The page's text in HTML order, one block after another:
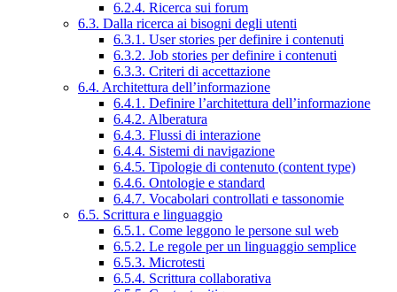
6.2.4. Ricerca sui forum
6.3. Dalla ricerca ai bisogni degli utenti
6.3.1. User stories per definire i contenuti
6.3.2. Job stories per definire i contenuti
6.3.3. Criteri di accettazione
6.4. Architettura dell’informazione
6.4.1. Definire l’architettura dell’informazione
6.4.2. Alberatura
6.4.3. Flussi di interazione
6.4.4. Sistemi di navigazione
6.4.5. Tipologie di contenuto (content type)
6.4.6. Ontologie e standard
6.4.7. Vocabolari controllati e tassonomie
6.5. Scrittura e linguaggio
6.5.1. Come leggono le persone sul web
6.5.2. Le regole per un linguaggio semplice
6.5.3. Microtesti
6.5.4. Scrittura collaborativa